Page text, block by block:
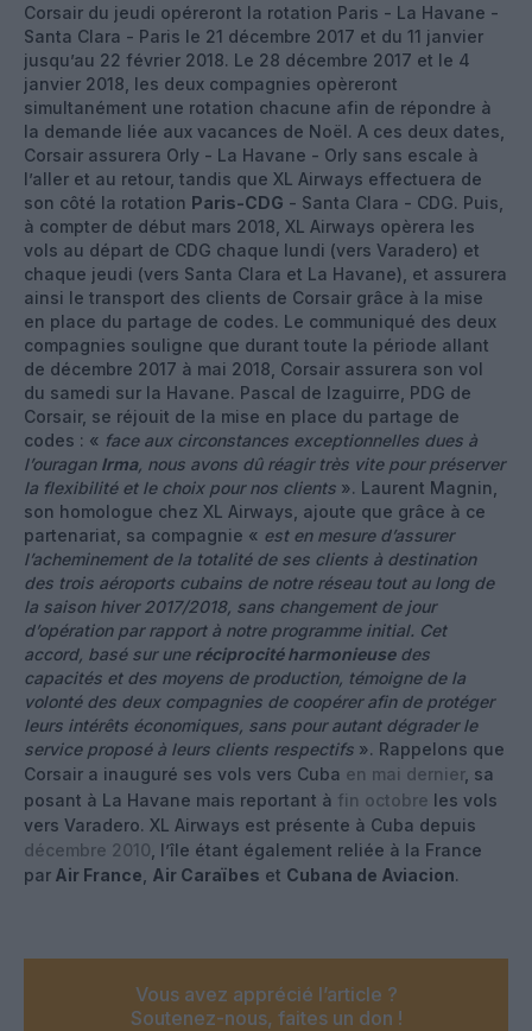
Corsair du jeudi opéreront la rotation Paris - La Havane -
Santa Clara - Paris le 21 décembre 2017 et du 11 janvier
jusqu’au 22 février 2018. Le 28 décembre 2017 et le 4
janvier 2018, les deux compagnies opèreront
simultanément une rotation chacune afin de répondre à
la demande liée aux vacances de Noël. A ces deux dates,
Corsair assurera Orly - La Havane - Orly sans escale à
l’aller et au retour, tandis que XL Airways effectuera de
son côté la rotation Paris-CDG - Santa Clara - CDG. Puis,
à compter de début mars 2018, XL Airways opèrera les
vols au départ de CDG chaque lundi (vers Varadero) et
chaque jeudi (vers Santa Clara et La Havane), et assurera
ainsi le transport des clients de Corsair grâce à la mise
en place du partage de codes. Le communiqué des deux
compagnies souligne que durant toute la période allant
de décembre 2017 à mai 2018, Corsair assurera son vol
du samedi sur la Havane. Pascal de Izaguirre, PDG de
Corsair, se réjouit de la mise en place du partage de
codes : « face aux circonstances exceptionnelles dues à
l’ouragan Irma, nous avons dû réagir très vite pour préserver
la flexibilité et le choix pour nos clients ». Laurent Magnin,
son homologue chez XL Airways, ajoute que grâce à ce
partenariat, sa compagnie « est en mesure d’assurer
l’acheminement de la totalité de ses clients à destination
des trois aéroports cubains de notre réseau tout au long de
la saison hiver 2017/2018, sans changement de jour
d’opération par rapport à notre programme initial. Cet
accord, basé sur une réciprocité harmonieusedes
capacités et des moyens de production, témoigne de la
volonté des deux compagnies de coopérer afin de protéger
leurs intérêts économiques, sans pour autant dégrader le
service proposé à leurs clients respectifs ». Rappelons que
Corsair a inauguré ses vols vers Cuba en mai dernier, sa
posant à La Havane mais reportant à fin octobre les vols
vers Varadero. XL Airways est présente à Cuba depuis
décembre 2010 , l’île étant également reliée à la France
par Air France Air Caraïbes et Cubana de Aviacion.
Vous avez apprécié l’article ?
Soutenez-nous, faites un don !